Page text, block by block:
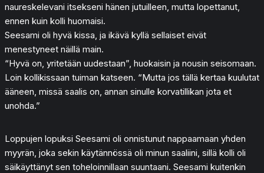
naureskelevani itsekseni hänen jutuilleen, mutta lopettanut,
ennen kuin kolli huomaisi.
Seesami oli hyvä kissa, ja ikävä kyllä sellaiset eivät
menestyneet näillä main.
“Hyvä on, yritetään uudestaan”, huokaisin ja nousin seisomaan.
Loin kollikissaan tuiman katseen. “Mutta jos tällä kertaa kuulutat
ääneen, missä saalis on, annan sinulle korvatillikan jota et
unohda.”
Loppujen lopuksi Seesami oli onnistunut nappaamaan yhden
myyrän, joka sekin käytännössä oli minun saaliini, sillä kolli oli
säikäyttänyt sen toheloinnillaan suuntaani. Seesami kuitenkin